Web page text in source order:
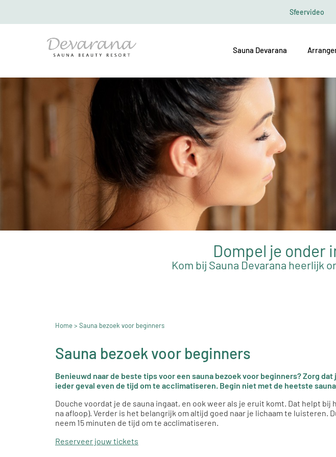
Sfeervideo
Sauna Devarana
Dompel je onder
Kom bij Sauna Devarana heerlijk
Home> Sauna bezoek voor beginners
Sauna bezoek voor beginners
Benieuwd naar de beste tips voor een sauna bezoek voor beginners? Zorg
ieder geval even de tijd om te acclimatiseren. Begin niet met de heetste
Douche voordat je de sauna ingaat, en ook weer als je eruit komt. Dat helpt
na afloop). Verder is het belangrijk om altijd goed naar je lichaam te luisteren.
neem 15 minuten de tijd om te acclimatiseren.
Reserveer jouw tickets